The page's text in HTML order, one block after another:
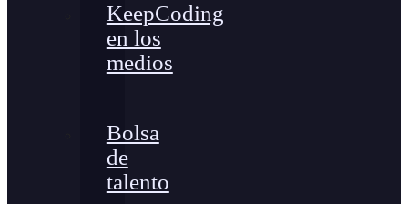
KeepCoding
en los
medios
Bolsa
de
talento